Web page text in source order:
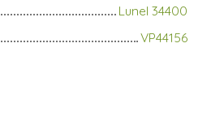
Lunel 34400
VP44156